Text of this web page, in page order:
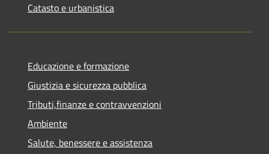
Catasto e urbanistica
Educazione e formazione
Giustizia e sicurezza pubblica
Tributi,finanze e contravvenzioni
Ambiente
Salute, benessere e assistenza